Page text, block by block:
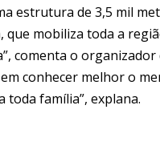
estrutura de 3,5 mil
mobiliza toda a
o organizador
conhecer melhor o
toda família”, explana.